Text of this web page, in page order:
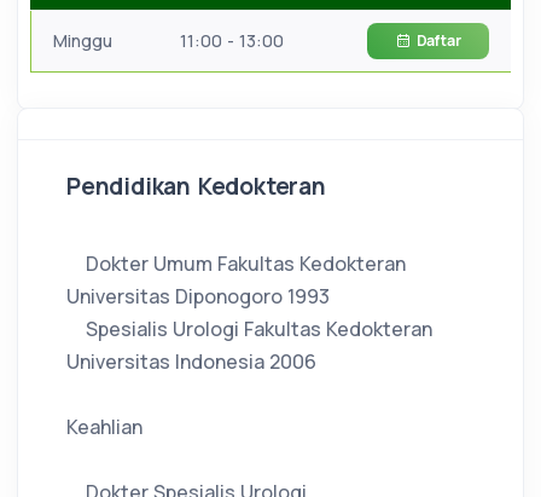
Minggu 11:00 - 13:00 Daftar
Pendidikan Kedokteran
Dokter Umum Fakultas Kedokteran
Universitas Diponogoro 1993
Spesialis Urologi Fakultas Kedokteran
Universitas Indonesia 2006
Keahlian
Dokter Spesialis Urologi